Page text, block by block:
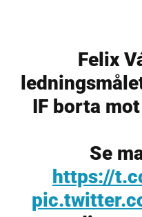
Felix
IF borta
Se
https://